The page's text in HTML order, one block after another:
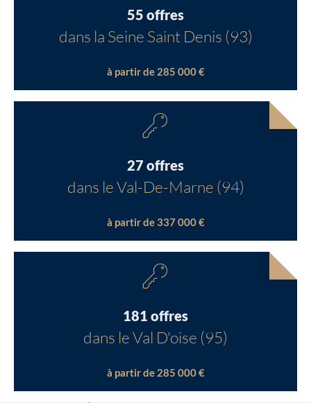
55 offres
dans la Seine Saint Denis (93)
à partir de 285 000 €
27 offres
dans le Val-De-Marne (94)
à partir de 337 000 €
181 offres
dans le Val D'oise (95)
à partir de 285 000 €